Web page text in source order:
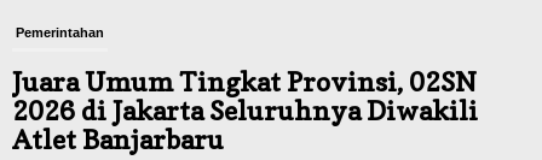
Pemerintahan
Juara Umum Tingkat Provinsi, 02SN
2026 di Jakarta Seluruhnya Diwakili
Atlet Banjarbaru